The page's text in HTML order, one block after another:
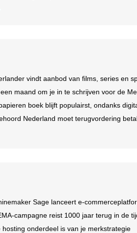
vindt aanbod van films, series en
maand om je in te schrijven voor de
boek blijft populairst, ondanks
Nederland moet terugvordering
Sage lanceert e-
campagne reist 1000 jaar terug in de
hosting onderdeel is van je merkstrategie